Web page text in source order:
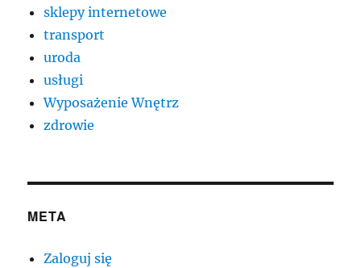
sklepy internetowe
transport
uroda
usługi
Wyposażenie Wnętrz
zdrowie
META
Zaloguj się